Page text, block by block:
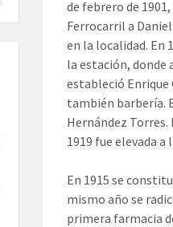
de febrero de
Ferrocarril a
en la localidad. En
la estación, donde
estableció Enrique
también barbería.
Hernández Torres.
1919 fue elevada a
En 1915 se
mismo año se
primera farmacia